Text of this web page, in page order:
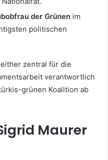
der Grünen im
politischen
zentral für die
verantwortlich
grünen Koalition ab
Maurer